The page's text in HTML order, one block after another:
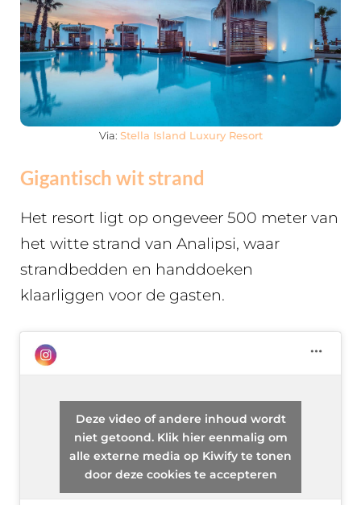
Via: Stella Island Luxury Resort
Gigantisch wit strand
Het resort ligt op ongeveer 500 meter van
het witte strand van Analipsi, waar
strandbedden en handdoeken
klaarliggen voor de gasten.
Deze video of andere inhoud wordt
niet getoond. Klik hier eenmalig om
alle externe media op Kiwify te tonen
door deze cookies te accepteren